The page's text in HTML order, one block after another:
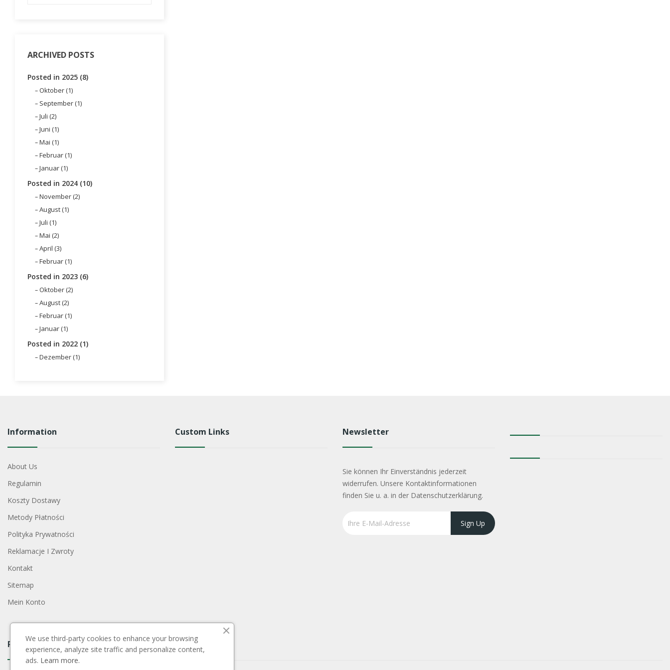
ARCHIVED POSTS
Posted in 2025 (8)
Oktober (1)
September (1)
Juli (2)
Juni (1)
Mai (1)
Februar (1)
Januar (1)
Posted in 2024 (10)
November (2)
August (1)
Juli (1)
Mai (2)
April (3)
Februar (1)
Posted in 2023 (6)
Oktober (2)
August (2)
Februar (1)
Januar (1)
Posted in 2022 (1)
Dezember (1)
Information
About Us
Regulamin
Koszty Dostawy
Metody Płatności
Polityka Prywatności
Reklamacje I Zwroty
Kontakt
Sitemap
Mein Konto
Custom Links Newsletter
Sie können Ihr Einverständnis jederzeit
widerrufen. Unsere Kontaktinformationen
finden Sie u. a. in der Datenschutzerklärung.
Payment Block
We use third-party cookies to enhance your browsing
experience, analyze site traffic and personalize content,
ads. Learn more.